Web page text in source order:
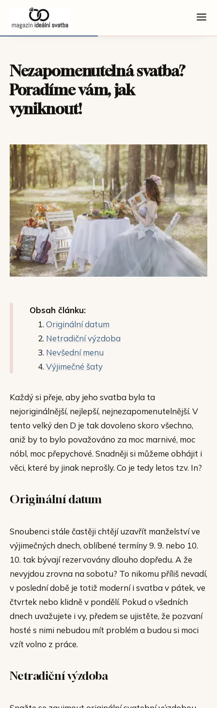
Nezapomenutelná svatba?
Poradíme vám, jak
vyniknout!
Obsah článku:
Originální datum
Netradiční výzdoba
Nevšední menu
Výjimečné šaty
Každý si přeje, aby jeho svatba byla ta
nejoriginálnější, nejlepší, nejnezapomenutelnější. V
tento velký den D je tak dovoleno skoro všechno,
aniž by to bylo považováno za moc marnivé, moc
nóbl, moc přepychové. Snadněji si můžeme obhájit i
věci, které by jinak neprošly. Co je tedy letos tzv. In?
Originální datum
Snoubenci stále častěji chtějí uzavřít manželství ve
výjimečných dnech, oblíbené termíny 9. 9. nebo 10.
10. tak bývají rezervovány dlouho dopředu. A že
nevyjdou zrovna na sobotu? To nikomu příliš nevadí,
v poslední době je totiž moderní i svatba v pátek, ve
čtvrtek nebo klidně v pondělí. Pokud o všedních
dnech uvažujete i vy, předem se ujistěte, že pozvaní
hosté s nimi nebudou mít problém a budou si moci
vzít volno z práce.
Netradiční výzdoba